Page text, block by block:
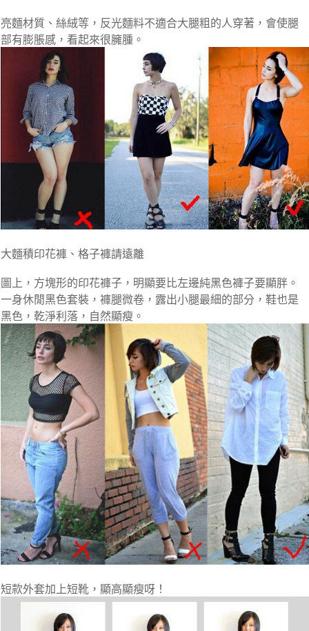
亮麵材質、絲絨等，反光麵料不適合大腿粗的人穿著，會使腿
部有膨脹感，看起來很臃腫。
大麵積印花褲、格子褲請遠離
圖上，方塊形的印花褲子，明顯要比左邊純黑色褲子要顯胖。
一身休閒黑色套裝，褲腿微卷，露出小腿最細的部分，鞋也是
黑色，乾淨利落，自然顯瘦。
短款外套加上短靴，顯高顯瘦呀！